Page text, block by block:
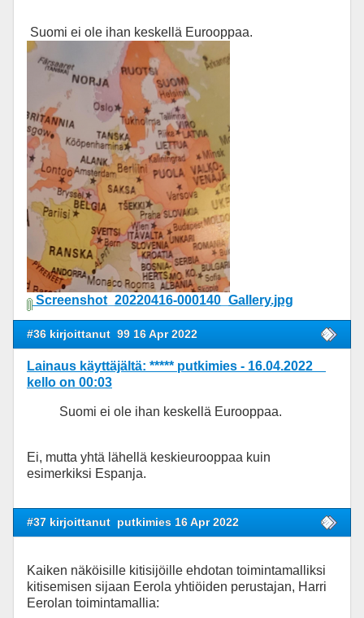
Suomi ei ole ihan keskellä Eurooppaa.
Screenshot_20220416-000140_Gallery.jpg
#36 kirjoittanut 99 16 Apr 2022
Lainaus käyttäjältä: ***** putkimies - 16.04.2022
kello on 00:03
Suomi ei ole ihan keskellä Eurooppaa.
Ei, mutta yhtä lähellä keskieurooppaa kuin
esimerkiksi Espanja.
#37 kirjoittanut putkimies 16 Apr 2022
Kaiken näköisille kitisijöille ehdotan toimintamalliksi
kitisemisen sijaan Eerola yhtiöiden perustajan, Harri
Eerolan toimintamallia: